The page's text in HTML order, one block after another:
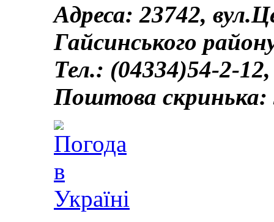
Адреса: 23742,
Гайсинського
Тел.: (04334)54-2-
Поштова скринька: